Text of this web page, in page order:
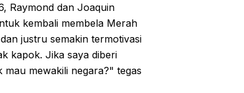
Raymond dan Joaquin
kembali membela Merah
justru semakin termotivasi
kapok. Jika saya diberi
mewakili negara?" tegas